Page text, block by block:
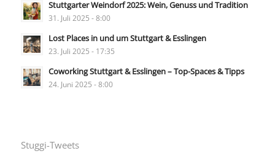
Stuttgarter Weindorf 2025: Wein, Genuss und Tradition
31. Juli 2025 - 8:00
Lost Places in und um Stuttgart & Esslingen
23. Juli 2025 - 17:35
Coworking Stuttgart & Esslingen – Top-Spaces & Tipps
24. Juni 2025 - 8:00
Stuggi-Tweets